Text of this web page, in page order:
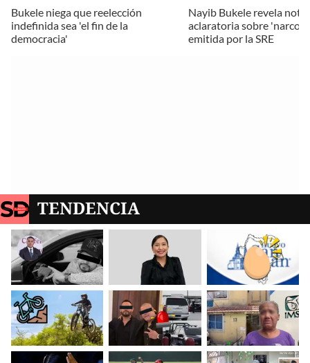
Bukele niega que reelección
indefinida sea 'el fin de la
democracia'
Nayib Bukele revela nota
aclaratoria sobre
emitida por la SRE
TENDENCIA